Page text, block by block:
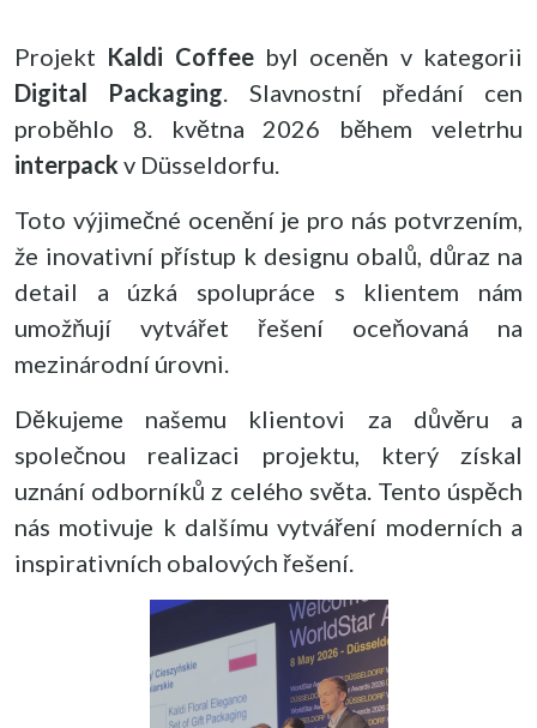
Projekt Kaldi Coffeebyl oceněn v kategorii
Digital Packaging. Slavnostní předání cen
proběhlo 8. května 2026 během veletrhu
interpack v Düsseldorfu.
Toto výjimečné ocenění je pro nás potvrzením,
že inovativní přístup k designu obalů, důraz na
detail a úzká spolupráce s klientem nám
umožňují vytvářet řešení oceňovaná na
mezinárodní úrovni.
Děkujeme našemu klientovi za důvěru a
společnou realizaci projektu, který získal
uznání odborníků z celého světa. Tento úspěch
nás motivuje k dalšímu vytváření moderních a
inspirativních obalových řešení.